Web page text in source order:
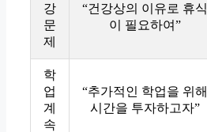
강
문
제
“건강상의 이유로 휴식
이 필요하여”
학
업
계
속
“추가적인 학업을 위해
시간을 투자하고자”